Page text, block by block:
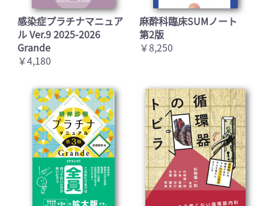
感染症プラチナマニュア
ル Ver.9 2025-2026
Grande
￥4,180
麻酔科臨床SUMノート
第2版
￥8,250